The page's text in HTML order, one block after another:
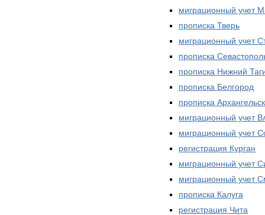
миграционный учет
прописка Тверь
миграционный учет
прописка
прописка Нижний
прописка Белгород
прописка Архангельск
миграционный учет
миграционный учет
регистрация Курган
миграционный учет
миграционный учет
прописка Калуга
регистрация Чита